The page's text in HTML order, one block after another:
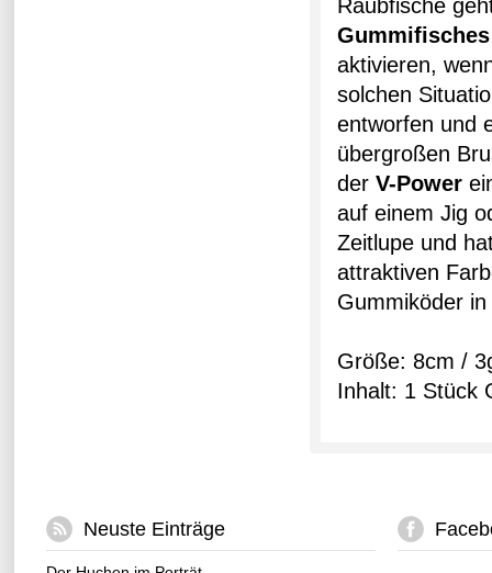
Raubfische
Gummifisches
aktivieren,
solchen
entworfen und
übergroßen
der V-Power
auf einem Jig
Zeitlupe und
attraktiven
Gummiköder
Größe: 8cm /
Inhalt: 1 Stück
Neuste Einträge